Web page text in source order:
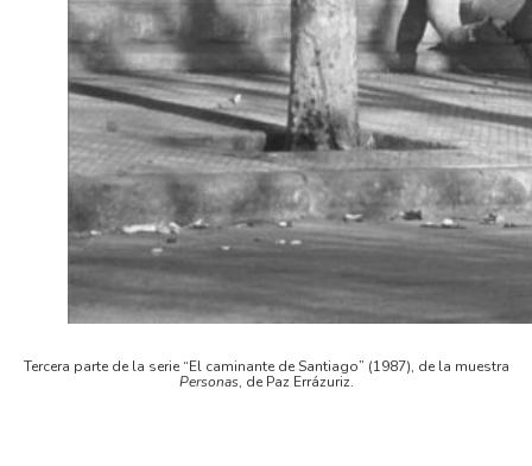
Tercera parte de la serie “El caminante de Santiago” (1987), de la muestra
Personas, de Paz Errázuriz.